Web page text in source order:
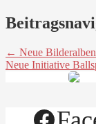
← Neue
Neue Initiative